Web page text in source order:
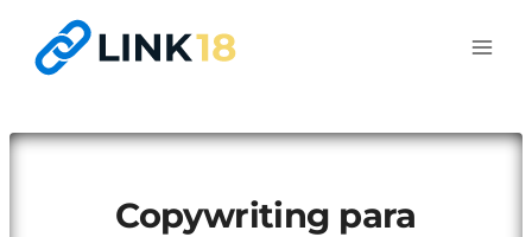
para
Copywriting para